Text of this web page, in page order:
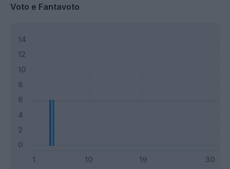
Voto e Fantavoto